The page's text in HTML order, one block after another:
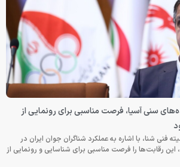
سنی آسیا، فرصت مناسبی برای رونمایی از
فنی شنا، با اشاره به عملکرد شناگران جوان ایران در
رقابت‌ها را فرصت مناسبی برای شناسایی و رونمایی از